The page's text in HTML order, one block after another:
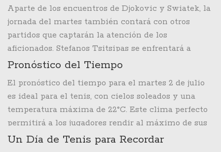
verdadera prueba para ambos jugadores y podría
definir el tono del resto del campeonato.
Kenin, por su parte, es una jugadora talentosa que
buscará dar la sorpresa y eliminar a la favorita.
Este choque promete ser igualmente emocionante,
ya que ambas jugadoras tienen estilos de juego
muy agresivos y una gran determinación de
avanzar en el torneo.
Aparte de los encuentros de Djokovic y Swiatek, la
jornada del martes también contará con otros
partidos que captarán la atención de los
aficionados. Stefanos Tsitsipas se enfrentará a
Frances Tiafoe en la Pista Central, un partido que
juventud de ambos jugadores. Además, Ons Jabeur
se enfrentará a Madison Keys en la Pista 2, en un
encuentro que seguramente será muy competitivo
y lleno de intensidad.
Pronóstico del Tiempo
El pronóstico del tiempo para el martes 2 de julio
es ideal para el tenis, con cielos soleados y una
temperatura máxima de 22°C. Este clima perfecto
permitirá a los jugadores rendir al máximo de sus
capacidades y a los aficionados disfrutar de un día
Un Día de Tenis para Recordar